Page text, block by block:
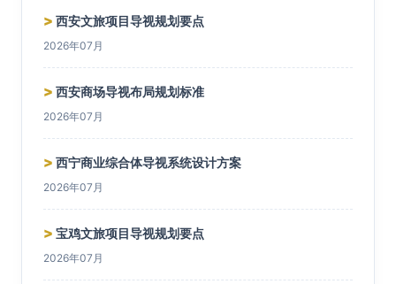
> 西安文旅项目导视规划要点
2026年07月
> 西安商场导视布局规划标准
2026年07月
> 西宁商业综合体导视系统设计方案
2026年07月
> 宝鸡文旅项目导视规划要点
2026年07月